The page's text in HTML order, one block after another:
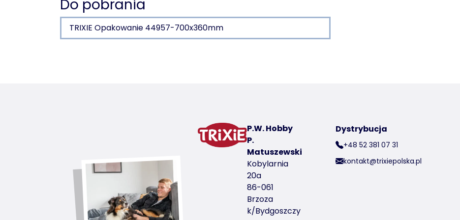
Do pobrania
TRIXIE Opakowanie 44957-700x360mm
z 3 poduszkami: do prania ręcznego
wariant produktu: unikalny numer produktu 44957
Powierzchnia podstawy
38 × 38 cm
Wysokość
P.W. Hobby
P.
Matuszewski
Kobylarnia
20a
86-061
Brzoza
k/Bydgoszczy
Dystrybucja
+48 52 381 07 31
kontakt@trixiepolska.pl